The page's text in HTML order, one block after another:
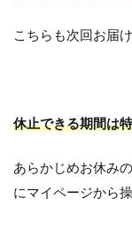
こちらも次回お届
休止できる期間は
あらかじめお休み
にマイページから